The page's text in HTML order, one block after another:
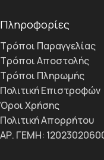
Πληροφορίες
Τρόποι Παραγγελίας
Τρόποι Αποστολής
Τρόποι Πληρωμής
Πολιτική Επιστροφών
Όροι Χρήσης
Πολιτική Απορρήτου
ΑΡ. ΓΕΜΗ: